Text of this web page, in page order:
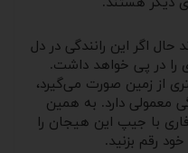
حال اگر این رانندگی در دل
را در پی خواهد داشت.
با جیپ که در ارتفاع ۱۳۰۰ متری از زمین صورت می‌گیرد،
معمولی دارد. به همین
با جیپ این هیجان را
رقم بزنید.